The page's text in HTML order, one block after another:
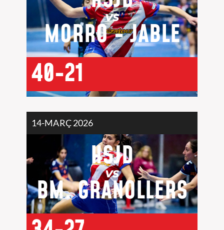
VS
MORRO - JABLE
40-21
14-MARÇ 2026
HSJD
VS
BM. GRANOLLERS